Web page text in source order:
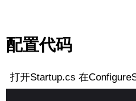
配置代码
打开Startup.cs 在